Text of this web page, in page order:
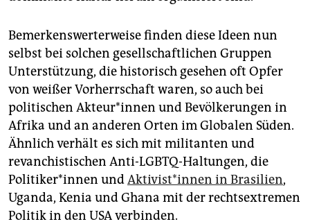
Bemerkenswerterweise finden diese Ideen nun
selbst bei solchen gesellschaftlichen Gruppen
Unterstützung, die historisch gesehen oft Opfer
von weißer Vorherrschaft waren, so auch bei
politischen Akteur*in­nen und Bevölkerungen in
Afrika und an anderen Orten im Globalen Süden.
Ähnlich verhält es sich mit militanten und
revanchistischen Anti-LGBTQ-Haltungen, die
Politiker*in­nen undAktivist*in­nen in Brasilien,
Uganda, Kenia und Ghana mit der rechtsextremen
Politik in den USA verbinden.